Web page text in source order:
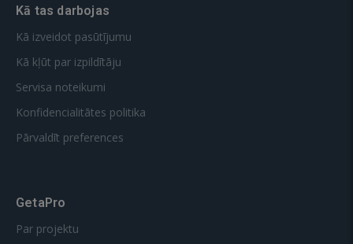
Kā tas darbojas
Kā izveidot pasūtījumu
Kā kļūt par izpildītāju
Servisa noteikumi
Konfidencialitātes politika
Pārvaldīt preferences
GetaPro
Par projektu